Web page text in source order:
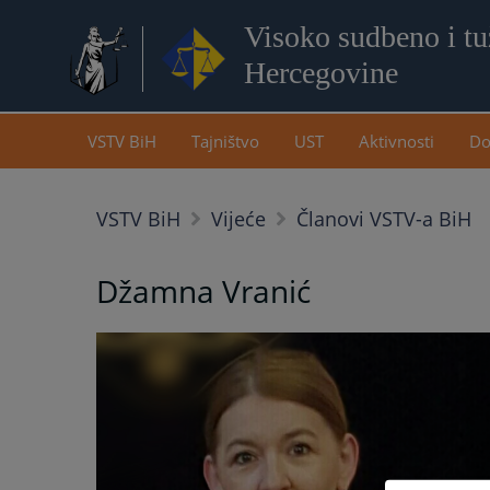
Visoko sudbeno i
Hercegovine
VSTV BiH Tajništvo UST Aktivnosti
VSTV BiH Vijeće Članovi VSTV-a BiH
Džamna Vranić